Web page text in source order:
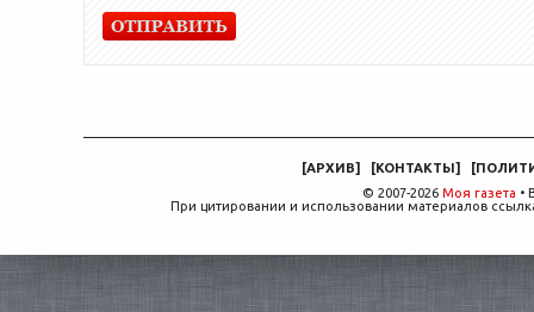
[АРХИВ] [КОНТАКТЫ] [
© 2007-2026 Моя газета •
При цитировании и использовании материалов